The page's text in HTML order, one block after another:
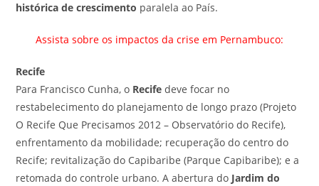
histórica de crescimento paralela ao País.
Assista sobre os impactos da crise em Pernambuco:
Recife
Para Francisco Cunha, o Recife deve focar no
restabelecimento do planejamento de longo prazo (Projeto
O Recife Que Precisamos 2012 – Observatório do Recife),
enfrentamento da mobilidade; recuperação do centro do
Recife; revitalização do Capibaribe (Parque Capibaribe); e a
retomada do controle urbano. A abertura do Jardim do